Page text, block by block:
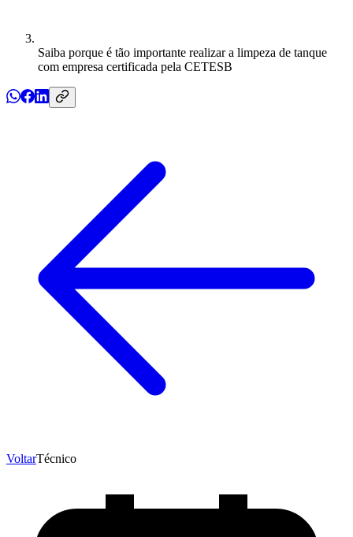
Saiba porque é tão importante realizar a limpeza de tanque
com empresa certificada pela CETESB
VoltarTécnico